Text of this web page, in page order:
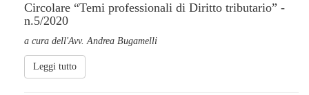
Circolare “Temi professionali di Diritto tributario” -
n.5/2020
a cura dell'Avv. Andrea Bugamelli
Leggi tutto